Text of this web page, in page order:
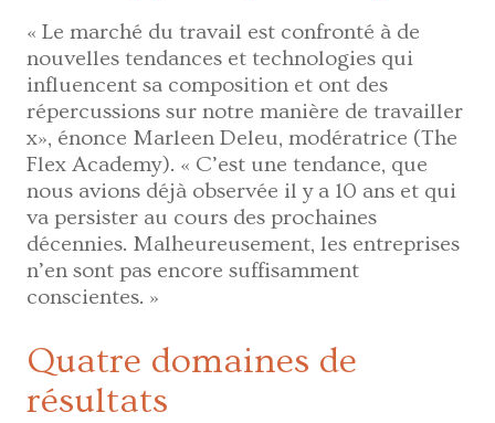
« Le marché du travail est confronté à de
nouvelles tendances et technologies qui
influencent sa composition et ont des
répercussions sur notre manière de travailler
x», énonce Marleen Deleu, modératrice (The
Flex Academy). « C’est une tendance, que
nous avions déjà observée il y a 10 ans et qui
va persister au cours des prochaines
décennies. Malheureusement, les entreprises
n’en sont pas encore suffisamment
conscientes. »
Quatre domaines de
résultats